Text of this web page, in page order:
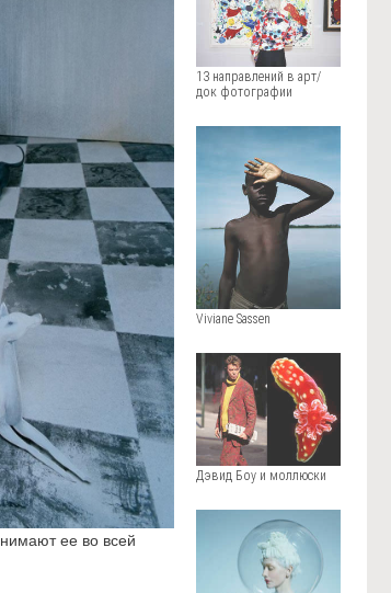
ее во всей
13 направлений в арт/
док фотографии
Viviane Sassen
Дэвид Боу и моллюски